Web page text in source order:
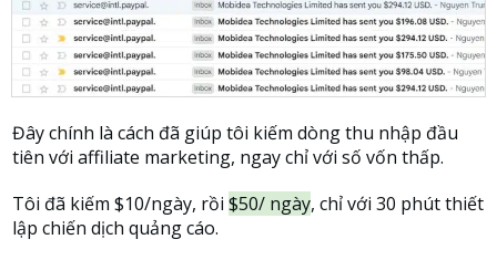
Đây chính là cách đã giúp tôi kiếm dòng thu nhập đầu
tiên với affiliate marketing, ngay chỉ với số vốn thấp.
Tôi đã kiếm $10/ngày, rồi $50/ ngày, chỉ với 30 phút thiết
lập chiến dịch quảng cáo.